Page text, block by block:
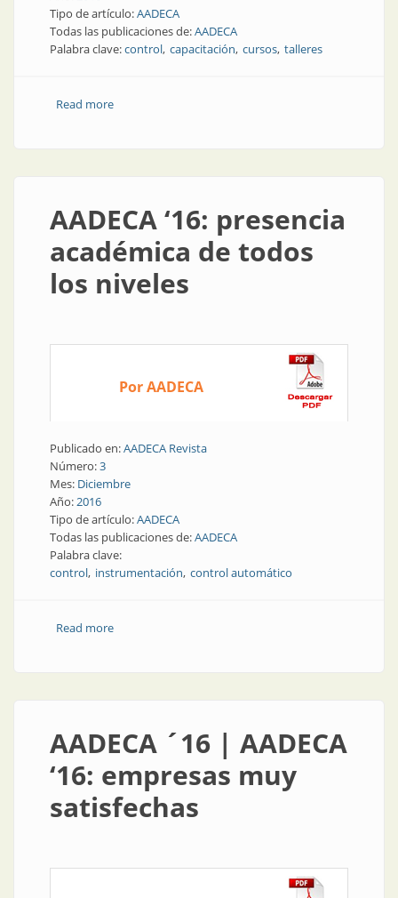
Tipo de artículo:AADECA
Todas las publicaciones de:AADECA
Palabra clave:control capacitación cursos talleres
Read moreabout AADECA Informa | 2017: cursos en la
AADECA ‘16: presencia
académica de todos
los niveles
Por AADECA
Publicado en:AADECA Revista
Número:3
Mes: Diciembre
Año:2016
Tipo de artículo:AADECA
Todas las publicaciones de:AADECA
Palabra clave:
control instrumentación control automático
Read moreabout AADECA ‘16: presencia académica de todos los
AADECA ´16 | AADECA
‘16: empresas muy
satisfechas